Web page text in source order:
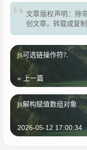
文章版权声明：除
创文章，转载或复
js可选链操作符?.
« 上一篇
js解构赋值数组对象
2026-05-12 17:00:34